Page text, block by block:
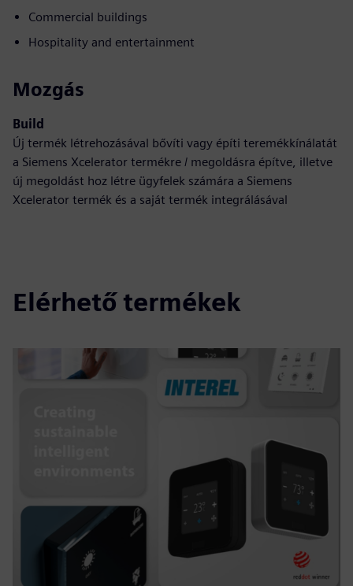
Commercial buildings
Hospitality and entertainment
Mozgás
Build
Új termék létrehozásával bővíti vagy építi teremékkínálatát
a Siemens Xcelerator termékre / megoldásra építve, illetve
új megoldást hoz létre ügyfelek számára a Siemens
Xcelerator termék és a saját termék integrálásával
Elérhető termékek